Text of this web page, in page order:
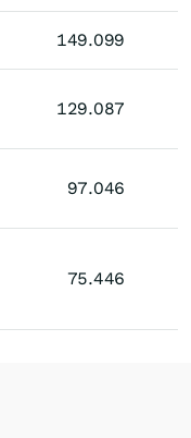
149.099
129.087
97.046
75.446